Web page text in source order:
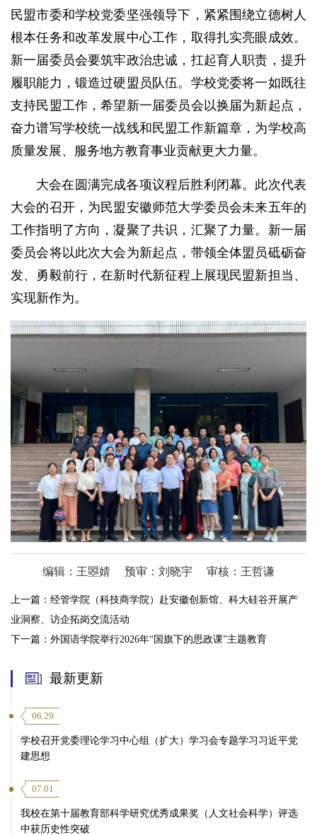
民盟市委和学校党委坚强领导下，紧紧围绕立德树人
根本任务和改革发展中心工作，取得扎实亮眼成效。
新一届委员会要筑牢政治忠诚，扛起育人职责，提升
履职能力，锻造过硬盟员队伍。学校党委将一如既往
支持民盟工作，希望新一届委员会以换届为新起点，
奋力谱写学校统一战线和民盟工作新篇章，为学校高
质量发展、服务地方教育事业贡献更大力量。
大会在圆满完成各项议程后胜利闭幕。此次代表
大会的召开，为民盟安徽师范大学委员会未来五年的
工作指明了方向，凝聚了共识，汇聚了力量。新一届
委员会将以此次大会为新起点，带领全体盟员砥砺奋
发、勇毅前行，在新时代新征程上展现民盟新担当、
实现新作为。
编辑：王曌婧 预审：刘晓宇 审核：王哲谦
上一篇： 经管学院（科技商学院）赴安徽创新馆、科大硅谷开展产
业洞察、访企拓岗交流活动
下一篇： 外国语学院举行2026年“国旗下的思政课”主题教育
最新更新
06.29
学校召开党委理论学习中心组（扩大）学习会专题学习习近平党
建思想
07.01
我校在第十届教育部科学研究优秀成果奖（人文社会科学）评选
中获历史性突破